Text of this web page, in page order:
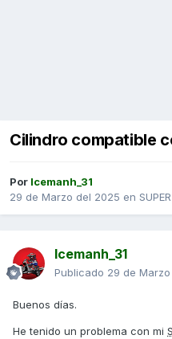
Cilindro compatible
Por Icemanh_31
29 de Marzo del 2025 en
Icemanh_31
Publicado 29 de
Buenos días.
He tenido un problema con mi